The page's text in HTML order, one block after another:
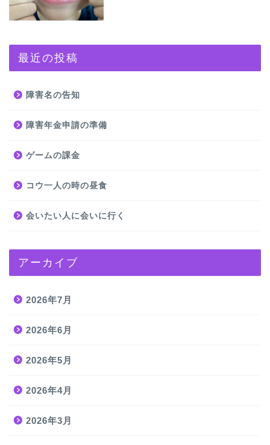
最近の投稿
障害名の告知
障害年金申請の準備
ゲームの課金
コウ一人の時の昼食
会いたい人に会いに行く
アーカイブ
2026年7月
2026年6月
2026年5月
2026年4月
2026年3月